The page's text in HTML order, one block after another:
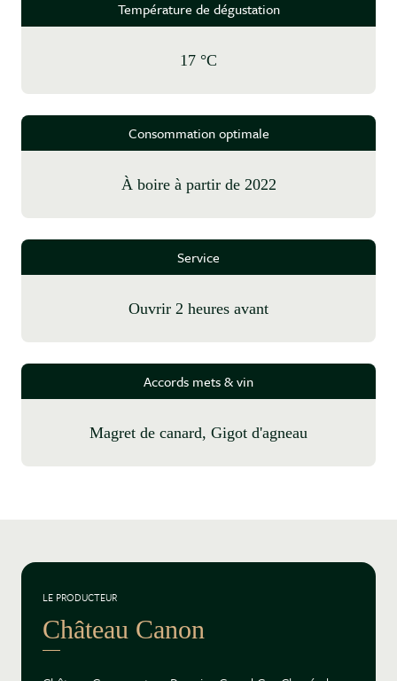
Température de dégustation
17 °C
Consommation optimale
à boire à partir de 2022
Service
Ouvrir 2 heures avant
Accords mets & vin
Magret de canard, Gigot d'agneau
LE PRODUCTEUR
Château Canon